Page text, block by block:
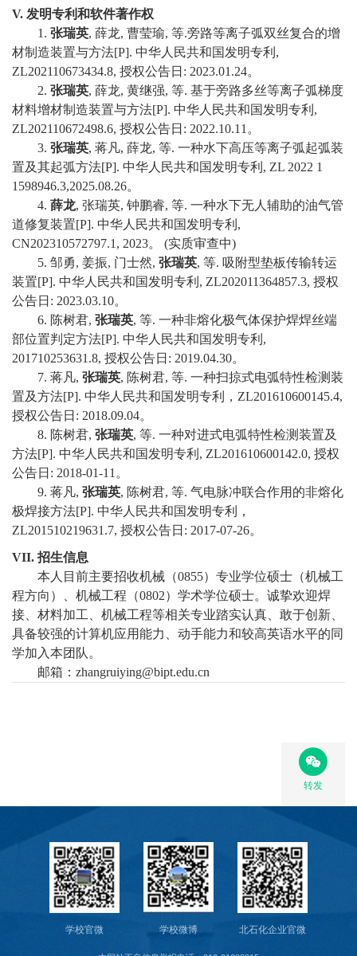
V. 发明专利和软件著作权
1. 张瑞英, 薛龙, 曹莹瑜, 等.旁路等离子弧双丝复合的增
材制造装置与方法[P]. 中华人民共和国发明专利 ,
ZL202110673434.8, 授权公告日 : 2023.01.24。
2. 张瑞英, 薛龙, 黄继强, 等. 基于旁路多丝等离子弧梯度
材料增材制造装置与方法[P]. 中华人民共和国发明专利 ,
ZL202110672498.6, 授权公告日 : 2022.10.11 。
3. 张瑞英, 蒋凡, 薛龙, 等. 一种水下高压等离子弧起弧装
置及其起弧方法[P]. 中华人民共和国发明专利 , ZL 2022 1
1598946.3,2025.08.26。
4. 薛龙, 张瑞英, 钟鹏睿, 等. 一种水下无人辅助的油气管
道修复装置[P]. 中华人民共和国发明专利 ,
CN202310572797.1, 2023。 (实质审查中)
5. 邹勇, 姜振, 门士然, 张瑞英, 等. 吸附型垫板传输转运
装置[P]. 中华人民共和国发明专利 , ZL202011364857.3, 授权
公告日 : 2023.03.10。
6. 陈树君, 张瑞英, 等. 一种非熔化极气体保护焊焊丝端
部位置判定方法[P]. 中华人民共和国发明专利 ,
201710253631.8, 授权公告日 : 2019.04.30。
7. 蒋凡, 张瑞英, 陈树君, 等. 一种扫掠式电弧特性检测装
置及方法[P]. 中华人民共和国发明专利， ZL201610600145.4,
授权公告日 : 2018.09.04。
8. 陈树君, 张瑞英, 等. 一种对进式电弧特性检测装置及
方法[P]. 中华人民共和国发明专利 , ZL201610600142.0, 授权
公告日 : 2018-01-11 。
9. 蒋凡, 张瑞英, 陈树君, 等. 气电脉冲联合作用的非熔化
极焊接方法[P]. 中华人民共和国发明专利，
ZL201510219631.7, 授权公告日 : 2017-07-26。
VII. 招生信息
本人目前主要招收机械（0855）专业学位硕士（机械工
程方向）、机械工程（0802）学术学位硕士。诚挚欢迎焊
接、材料加工、机械工程等相关专业踏实认真、敢于创新、
具备较强的计算机应用能力、动手能力和较高英语水平的同
学加入本团队。
邮箱： zhangruiying@bipt.edu.cn
转发
学校官微 学校微博 北石化企业官微